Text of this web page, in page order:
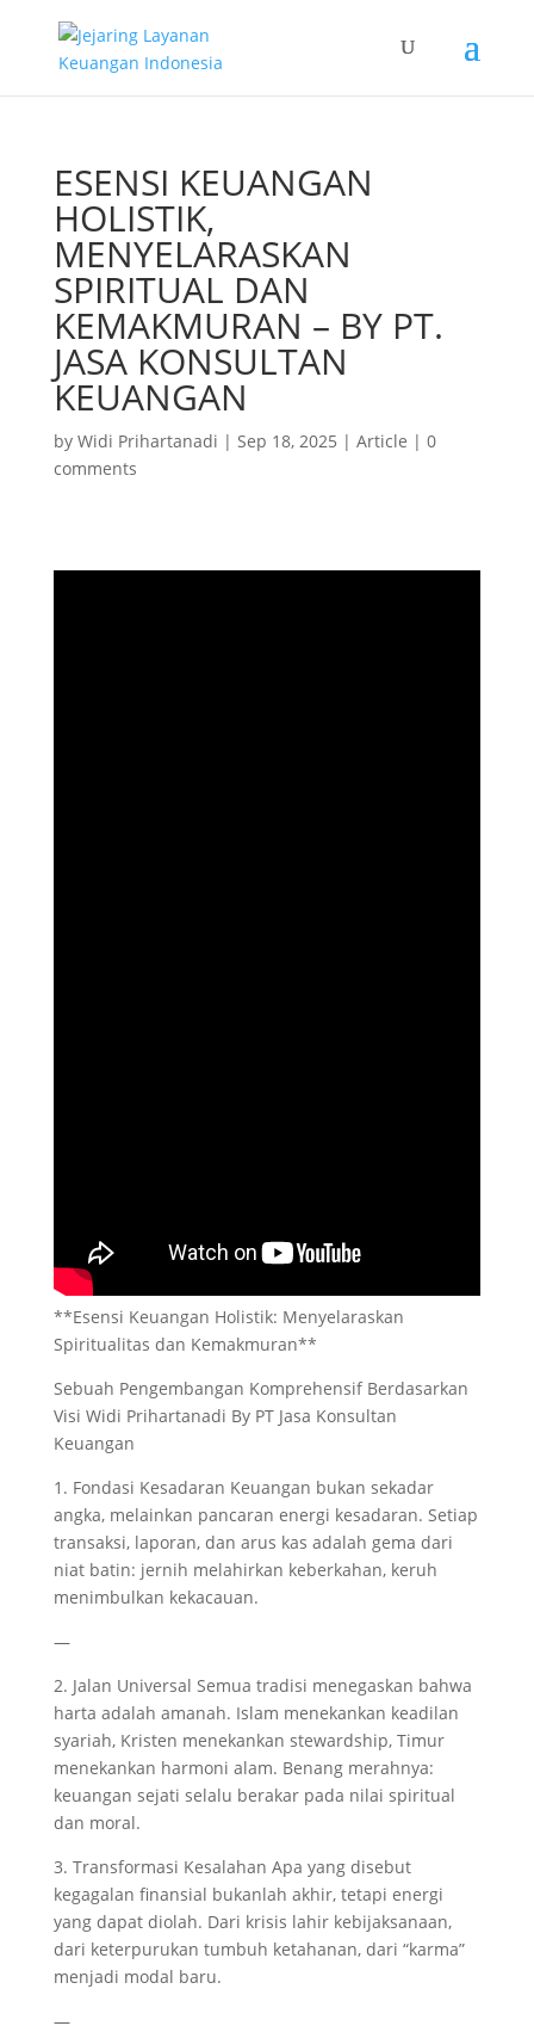
ESENSI KEUANGAN
HOLISTIK,
MENYELARASKAN
SPIRITUAL DAN
KEMAKMURAN – BY PT.
JASA KONSULTAN
KEUANGAN
by Widi Prihartanadi | Sep 18, 2025 | Article | 0
comments
**Esensi Keuangan Holistik: Menyelaraskan
Spiritualitas dan Kemakmuran**
Sebuah Pengembangan Komprehensif Berdasarkan
Visi Widi Prihartanadi By PT Jasa Konsultan
Keuangan
1. Fondasi Kesadaran Keuangan bukan sekadar
angka, melainkan pancaran energi kesadaran. Setiap
transaksi, laporan, dan arus kas adalah gema dari
niat batin: jernih melahirkan keberkahan, keruh
menimbulkan kekacauan.
—
2. Jalan Universal Semua tradisi menegaskan bahwa
harta adalah amanah. Islam menekankan keadilan
syariah, Kristen menekankan stewardship, Timur
menekankan harmoni alam. Benang merahnya:
keuangan sejati selalu berakar pada nilai spiritual
dan moral.
3. Transformasi Kesalahan Apa yang disebut
kegagalan finansial bukanlah akhir, tetapi energi
yang dapat diolah. Dari krisis lahir kebijaksanaan,
dari keterpurukan tumbuh ketahanan, dari “karma”
menjadi modal baru.
—